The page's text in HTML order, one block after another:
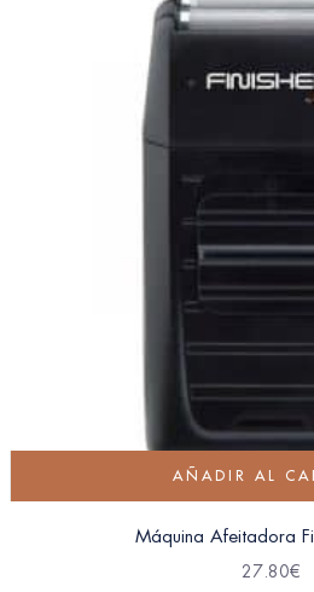
AÑADIR AL
Máquina Afeitadora
27.80€